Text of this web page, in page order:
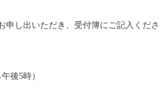
申し出いただき、受付簿にご記入くださ
後5時）